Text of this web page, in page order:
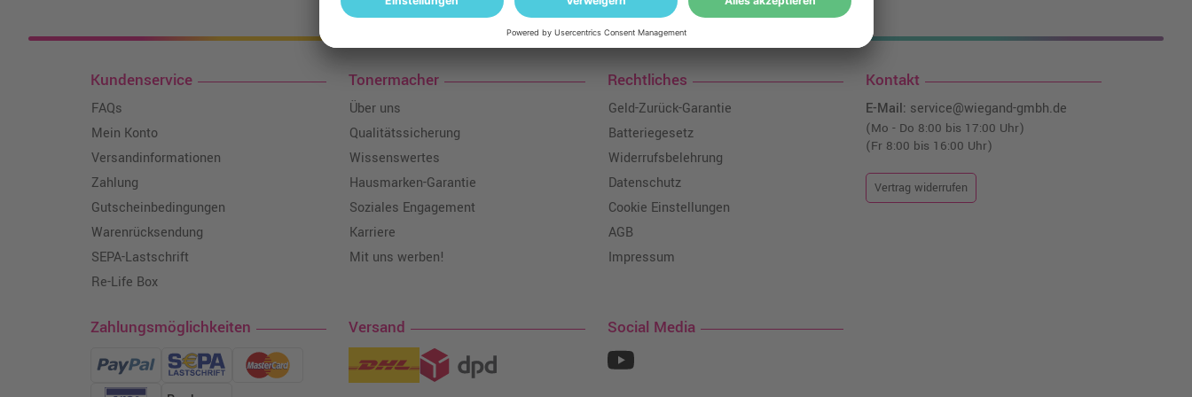
Kostenloser Versand: ab einem Ampertec Warenwert von 35€ liefern wir versandkostenfrei!¹
Kundenservice
FAQs
Mein Konto
Versandinformationen
Zahlung
Gutscheinbedingungen
Warenrücksendung
SEPA-Lastschrift
Re-Life Box
Tonermacher
Über uns
Qualitätssicherung
Wissenswertes
Hausmarken-Garantie
Soziales Engagement
Karriere
Mit uns werben!
Rechtliches
Geld-Zurück-Garantie
Batteriegesetz
Widerrufsbelehrung
Datenschutz
Cookie Einstellungen
AGB
Impressum
Kontakt
E-Mail: service@wiegand-gmbh.de
(Mo - Do 8:00 bis 17:00 Uhr)
(Fr 8:00 bis 16:00 Uhr)
Vertrag widerrufen
Zahlungsmöglichkeiten Versand Social Media